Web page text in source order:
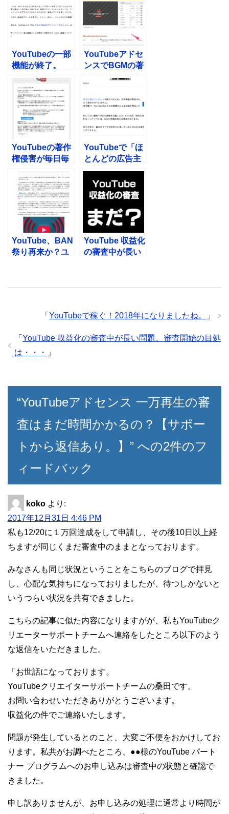
YouTubeの一部
機能が終了。
youtube.com/e
ditor と写真スラ
イドショー ツー
ルのサポート終
了するみたいで
す。
YouTubeアドセ
ンスでBGMの著
作権違反をくら
復活する方法と
YouTubeの著作
権侵害が毎日毎
らせかよ・・
YouTubeで「ほ
とんどの広告主
に適していな
い」と判断され
た動画を収益化
YouTube、BAN
祭り再来か？ユ
除しアカウント
YouTube 収益化
の審査中が長い
「 YouTubeで稼ぐ！2018年になりましたね。 」
「 YouTube 収益化の審査中が長い問題。審査開始の目処
は・・・
」
“YouTubeアドセンス 一万再生の審
査はまだ時間かかるの？【サポー
トから返信あり。】” への2件のフ
ィードバック
koko より:
2017年12月31日 4:46 PM
私も12/20に１万回達成をして申請し、その後10日以上経
ちますが同じくまだ審査中のままとなっております。
みなさんも同じ状況ということをこちらのブログで拝見
し、心配な気持ちになっておりましたが、待つしかないと
いうつらい状況を共有できました。
こちらの記事に似た内容になりますがが、私もYouTubeク
リエーターサポートチームへ連絡をしたところ以下のよう
な返信をいただきました。
「お世話になっております。
YouTubeクリエイターサポートチームの桑田です。
お問い合わせいただきありがとうございます。
収益化の件でご連絡いたします。
問題が発生しているとのこと、大変ご不便をおかけしてお
ります。私共がお調べたところ、●●様のYouTube パート
ナー プログラムへのお申し込みは審査中の状態と確認で
きました。
申し訳ありませんが、お申し込みの処理に通常より時間が